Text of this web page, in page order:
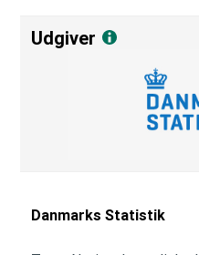
Udgiver
Danmarks Statistik